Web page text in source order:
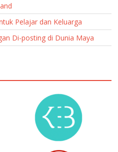
Pelajar dan Keluarga
Di-posting di Dunia Maya